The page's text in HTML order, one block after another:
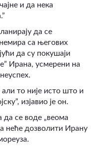
и да нека
да се
са његових
да су покушаји
Ирана, усмерени на
али то није исто што и
изјавио је он.
да се воде „веома
неће дозволити Ирану